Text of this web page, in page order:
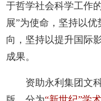
于哲学社会科学工作
展”为使命，坚持以
向，坚持以提升国际
成果。
资助永利集团文